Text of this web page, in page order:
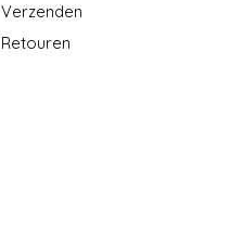
Verzenden
Retouren